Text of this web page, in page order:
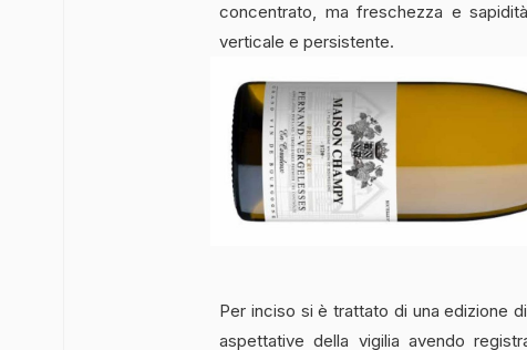
concentrato, ma freschezza e
verticale e persistente.
Per inciso si è trattato di una edizione di
aspettative della vigilia avendo